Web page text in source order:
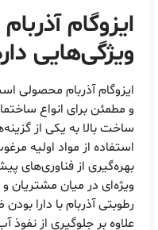
ایزوگام
ویژگی‌هایی
ایزوگام آذربام محصولی
و مطمئن برای انواع
ساخت بالا به یکی از
استفاده از مواد اولیه
بهره‌گیری از فناوری‌های
ویژه‌ای در میان مشتریان
رطوبتی آذربام با دارا
علاوه بر جلوگیری از نفوذ